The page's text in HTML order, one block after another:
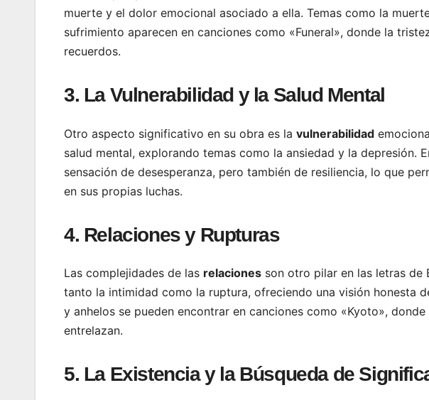
muerte y el dolor emocional asociado a ella. Temas como la
sufrimiento aparecen en canciones como «Funeral», donde la
recuerdos.
3. La Vulnerabilidad y la Salud Mental
Otro aspecto significativo en su obra es la vulnerabilidad
salud mental, explorando temas como la ansiedad y la depresión.
sensación de desesperanza, pero también de resiliencia, lo que
en sus propias luchas.
4. Relaciones y Rupturas
Las complejidades de las relaciones son otro pilar en las letras de
tanto la intimidad como la ruptura, ofreciendo una visión honesta
y anhelos se pueden encontrar en canciones como «Kyoto»,
entrelazan.
5. La Existencia y la Búsqueda de